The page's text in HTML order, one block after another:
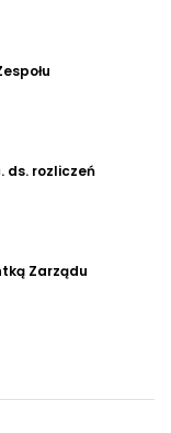
ds. rozliczeń
Zarządu